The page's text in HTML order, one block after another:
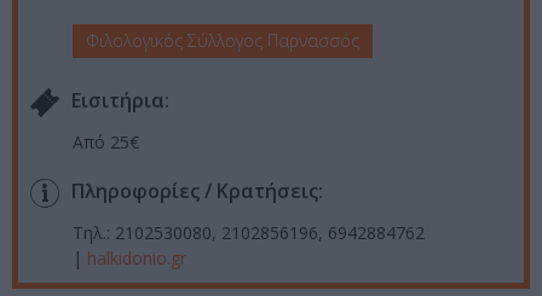
Φιλολογικός Σύλλογος Παρνασσός
Eισιτήρια:
Από 25€
Πληροφορίες / Κρατήσεις:
Τηλ.: 2102530080, 2102856196, 6942884762
| halkidonio.gr